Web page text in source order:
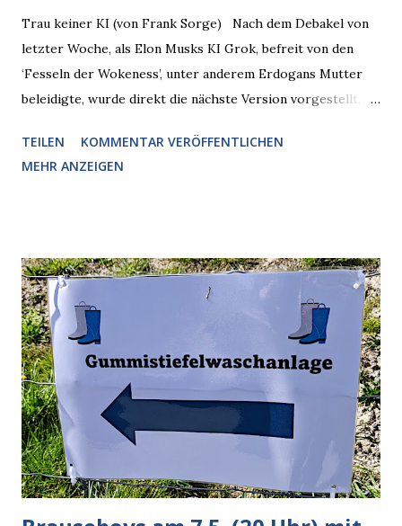
Trau keiner KI (von Frank Sorge) Nach dem Debakel von
letzter Woche, als Elon Musks KI Grok, befreit von den
‘Fesseln der Wokeness’, unter anderem Erdogans Mutter
beleidigte, wurde direkt die nächste Version vorgestellt,
radikalisierte, weil sie ohnehin kurz vor dem Austausch
stand. Das ist sogar recht logisch, aber nicht, um den
unauffälliger machen muss, damit die KI rechtslastig
argumentiert. So wird jetzt berichtet, dass der neue Grok
bei diversen Anfragen zu kontroversen Themen auf dem
Weg zu einer Antwort erst einmal Elons eigene Sicht der
Dinge auf Twitter abfragen und entscheidend relevant
verarbeiten muss. Das ist lächerlich und gefährlich
zugleich. Denn eine Information fehlt noch, Grok soll
künftig in den US-amerikanischen Behörden mitarbeiten,
zuvord...
TEILEN
KOMMENTAR VERÖFFENTLICHEN
MEHR ANZEIGEN